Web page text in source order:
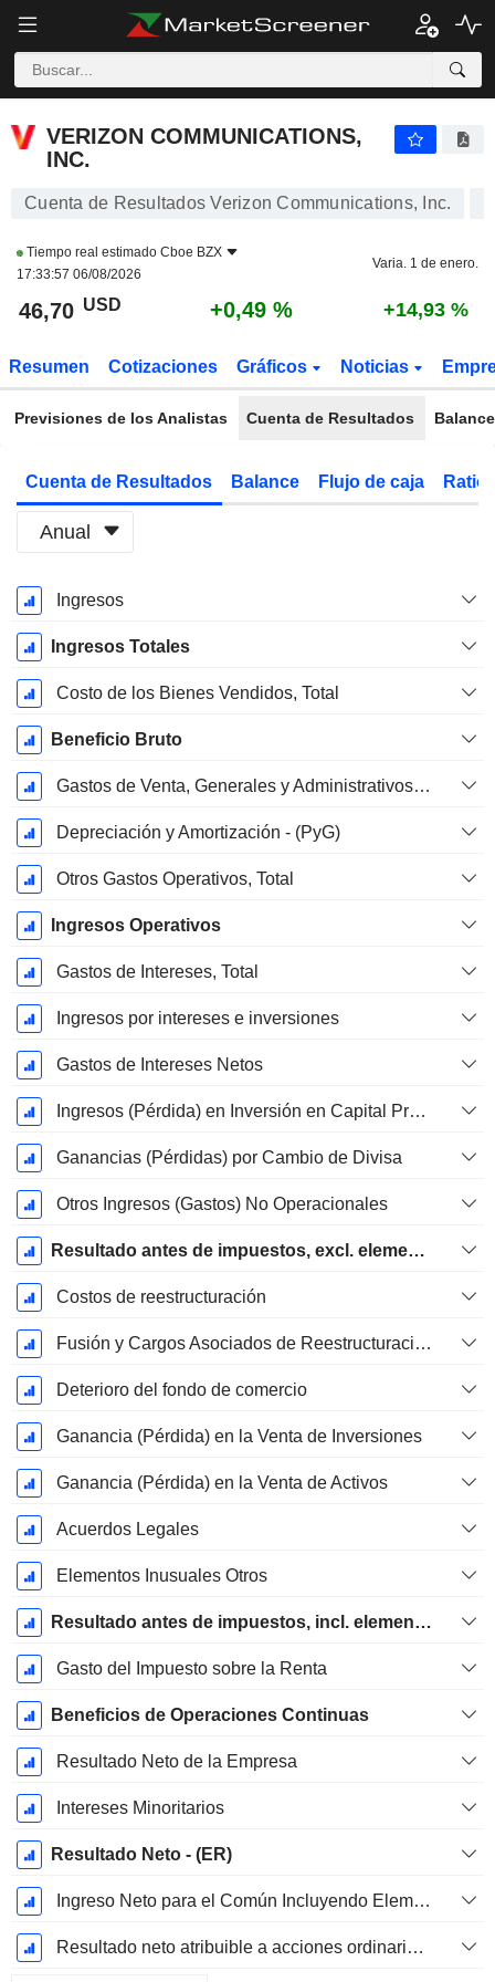
VERIZON COMMUNICATIONS,
INC.
Cuenta de Resultados Verizon Communications, Inc.
Tiempo real estimado Cboe BZX
17:33:57 06/08/2026
Varia. 1 de enero.
46,70 USD +0,49 % +14,93 %
Resumen Cotizaciones Gráficos Noticias
Previsiones de los Analistas Cuenta de Resultados Balance
Cuenta de Resultados Balance Flujo de caja
Anual
Período
fiscal:
Diciembre
Ingresos
Ingresos Totales
Costo de los Bienes Vendidos, Total
Beneficio Bruto
Gastos de Venta, Generales y Administrativos, Total
Depreciación y Amortización - (PyG)
Otros Gastos Operativos, Total
Ingresos Operativos
Gastos de Intereses, Total
Ingresos por intereses e inversiones
Gastos de Intereses Netos
Ingresos (Pérdida) en Inversión en Capital Propio.
Ganancias (Pérdidas) por Cambio de Divisa
Otros Ingresos (Gastos) No Operacionales
Resultado antes de impuestos, excl. elementos inusuales
Costos de reestructuración
Fusión y Cargos Asociados de Reestructuración
Deterioro del fondo de comercio
Ganancia (Pérdida) en la Venta de Inversiones
Ganancia (Pérdida) en la Venta de Activos
Acuerdos Legales
Elementos Inusuales Otros
Resultado antes de impuestos, incl. elementos inusuales
Gasto del Impuesto sobre la Renta
Beneficios de Operaciones Continuas
Resultado Neto de la Empresa
Intereses Minoritarios
Resultado Neto - (ER)
Ingreso Neto para el Común Incluyendo Elementos Extraordinarios
Resultado neto atribuible a acciones ordinarias excl. elementos extraordinarios